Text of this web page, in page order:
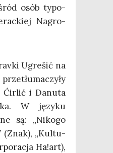
osób typo­
Nagro­
Ugre­šić na
Ćir­lić i Danu­ta
W języ­ku
są: „Niko­go
(Znak), „Kul­tu­
Ha!art),